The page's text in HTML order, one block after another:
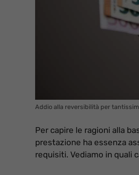
Addio alla reversibilità per
Per capire le ragioni alla
prestazione ha essenza
requisiti. Vediamo in quali